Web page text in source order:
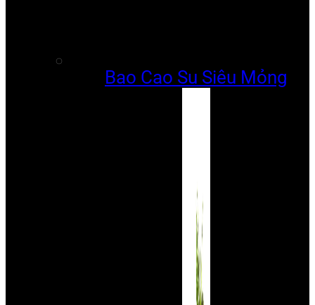
Bao Cao Su Siêu Mỏng